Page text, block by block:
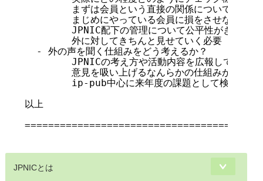
  - 外の声を聞く仕組みをどう考えるか？
以上
JPNICとは